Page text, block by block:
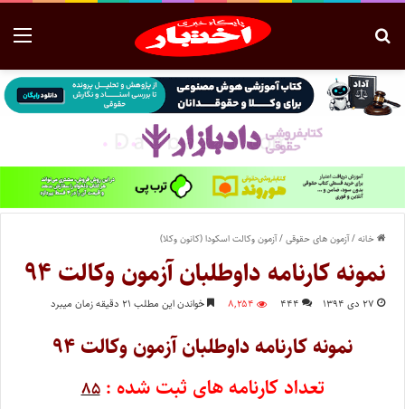
خانه/آزمون های حقوقی/آزمون وکالت اسکودا (کانون وکلا)
نمونه کارنامه داوطلبان آزمون وکالت ۹۴
۲۷ دی ۱۳۹۴ ۴۴۴ ۸,۲۵۴ خواندن این مطلب ۲۱ دقیقه زمان میبرد
نمونه کارنامه داوطلبان آزمون وکالت ۹۴
تعداد کارنامه های ثبت شده :۸۵